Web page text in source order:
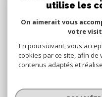
© 2026 | TOUS DROITS
utilise les
On aimerait vous
votre
En poursuivant, vous
cookies par ce site, afin de
contenus adaptés et